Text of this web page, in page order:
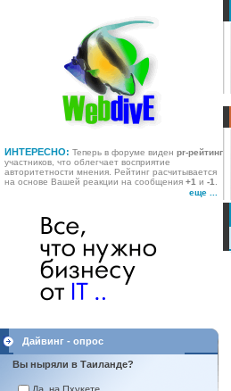
ИНТЕРЕСНО: Теперь в форуме виден pr-рейтинг
участников, что облегчает восприятие
авторитетности мнения. Рейтинг расчитывается
на основе Вашей реакции на сообщения +1 и -1
еще ...
Дайвинг - опрос
Вы ныряли в Таиланде?